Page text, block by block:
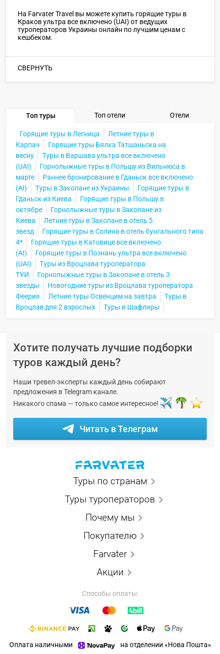
На Farvater Travel вы можете купить горящие туры в
Краков ультра все включено (UAI) от ведущих
туроператоров Украины онлайн по лучшим ценам с
кешбеком.
СВЕРНУТЬ
Топ туры Топ отели Отели
Горящие туры в Легница
Летние туры в
Карпач
Горящие туры Бялка Татшаньска на
весну
Туры в Варшава ультра все включено
(UAI)
Горнолыжные туры в Польшу из Вильнюса в
марте
Раннее бронирование в Гданьск все включено
(AI)
Туры в Закопане из Украины
Горящие туры в
Гданьск из Киева
Горящие туры в Польшу в
октябре
Горнолыжные туры в Закопане из
Киева
Летние туры в Закопане в отель 5
звезд
Горящие туры в Солина в отель бунгального типа
4*
Горящие туры в Катовице все включено
(AI)
Горящие туры в Познань ультра все включено
(UAI)
Туры из Вроцлава туроператора
ТУИ
Горнолыжные туры в Закопане в отель 3
звезды
Новогодние туры из Вроцлава туроператора
Феерия
Летние туры Освенцим на завтра
Туры в
Вроцлав для 2 взрослых
Туры в Шафляры
Хотите получать лучшие подборки
туров каждый день?
Наши тревел-эксперты каждый день собирают
предложения в Telegram канале.
Никакого спама — только самое интересное!
Читать в Телеграм
Туры по странам
Туры туроператоров
Почему мы
Покупателю
Farvater
Акции
Способы оплаты:
Оплата наличными на отделении «Нова Пошта»